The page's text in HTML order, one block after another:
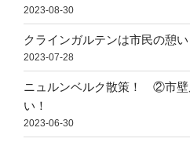
2023-08-30
クラインガルテンは市民の憩い
2023-07-28
ニュルンベルク散策！ ②市壁
い！
2023-06-30